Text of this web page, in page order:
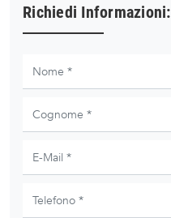
Richiedi Informazioni: